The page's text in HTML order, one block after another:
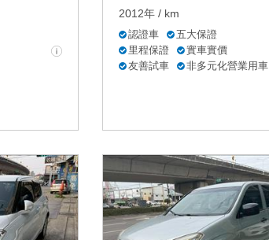
2012年 / km
認證車
五大保證
里程保證
實車實價
友善試車
非多元化營業用車